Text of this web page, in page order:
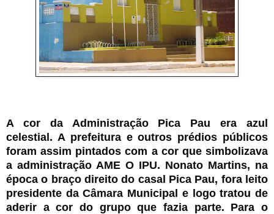
A cor da Administração Pica Pau era azul
celestial. A prefeitura e outros prédios públicos
foram assim pintados com a cor que simbolizava
a administração AME O IPU. Nonato Martins, na
época o braço direito do casal Pica Pau, fora leito
presidente da Câmara Municipal e logo tratou de
aderir a cor do grupo que fazia parte. Para o